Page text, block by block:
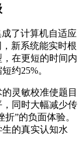
了计算机自适应
新系统能实时根
在更短的时间内
约25%。
灵敏校准使题目
同时大幅减少传
”的负面体验。
的真实认知水